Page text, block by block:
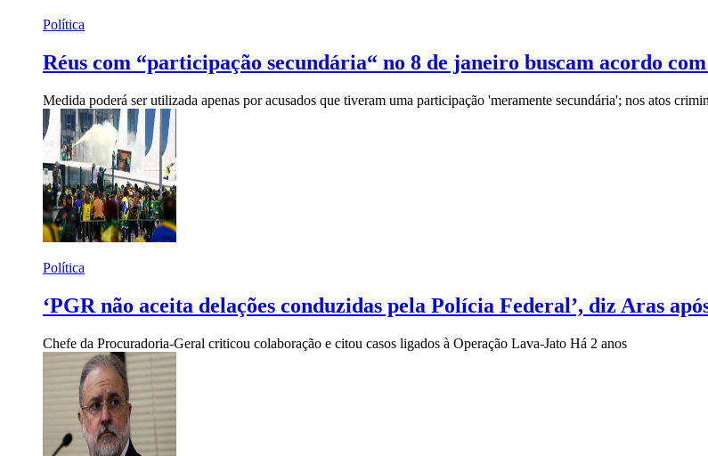
Política
Réus com “participação secundária“ no 8 de janeiro buscam acordo
Medida poderá ser utilizada apenas por acusados que tiveram uma participação 'meramente secundária'; nos atos
Política
‘PGR não aceita delações conduzidas pela Polícia Federal’, diz Aras
Chefe da Procuradoria-Geral criticou colaboração e citou casos ligados à Operação Lava-Jato Há 2 anos